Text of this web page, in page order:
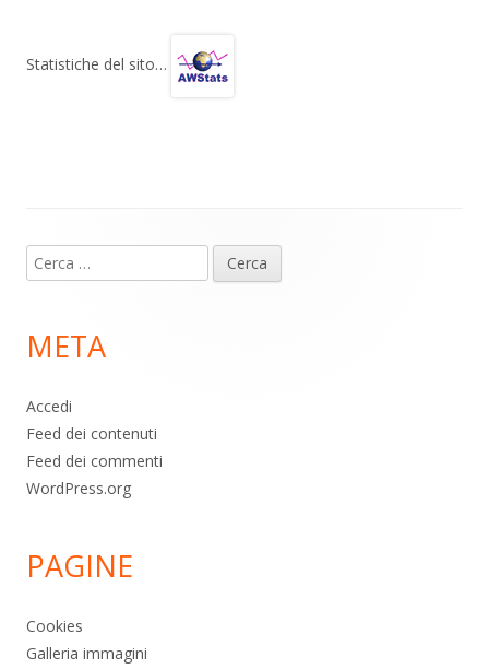
gr s b
Statistiche del sito…
piè
pagina
Ricerca
per:
META
Accedi
Feed dei contenuti
Feed dei commenti
WordPress.org
PAGINE
Cookies
Galleria immagini